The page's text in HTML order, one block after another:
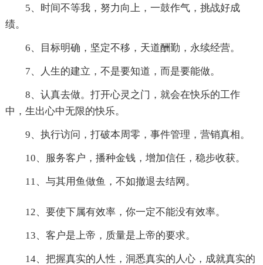
5、时间不等我，努力向上，一鼓作气，挑战好成
绩。
6、目标明确，坚定不移，天道酬勤，永续经营。
7、人生的建立，不是要知道，而是要能做。
8、认真去做。打开心灵之门，就会在快乐的工作
中，生出心中无限的快乐。
9、执行访问，打破本周零，事件管理，营销真相。
10、服务客户，播种金钱，增加信任，稳步收获。
11、与其用鱼做鱼，不如撤退去结网。
12、要使下属有效率，你一定不能没有效率。
13、客户是上帝，质量是上帝的要求。
14、把握真实的人性，洞悉真实的人心，成就真实的